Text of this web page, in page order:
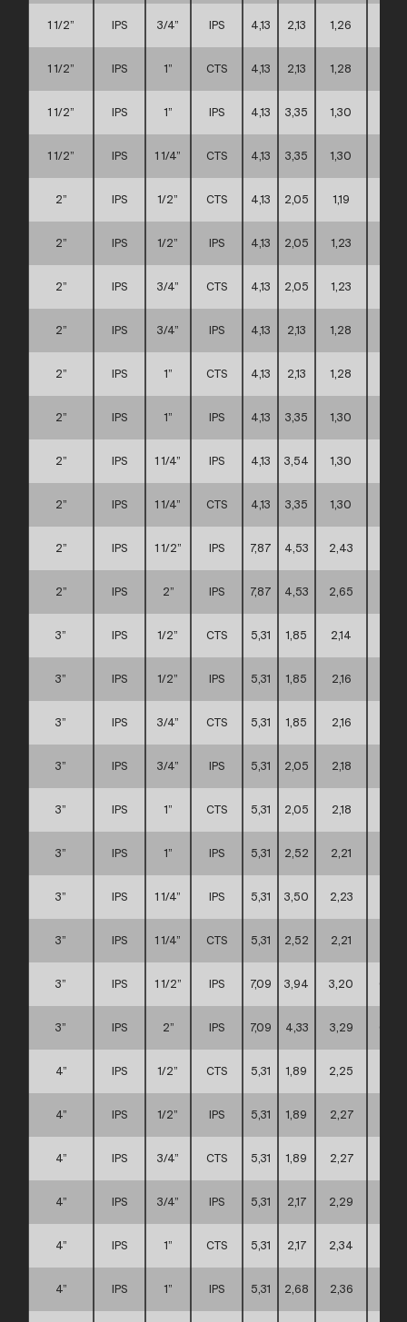
1 1/2” IPS 3/4” IPS 4,13 2,13 1,26
1 1/2” IPS 1” CTS 4,13 2,13 1,28
1 1/2” IPS 1” IPS 4,13 3,35 1,30
1 1/2” IPS 1 1/4” CTS 4,13 3,35 1,30
2” IPS 1/2” CTS 4,13 2,05 1,19
2” IPS 1/2” IPS 4,13 2,05 1,23
2” IPS 3/4” CTS 4,13 2,05 1,23
2” IPS 3/4” IPS 4,13 2,13 1,28
2” IPS 1” CTS 4,13 2,13 1,28
2” IPS 1” IPS 4,13 3,35 1,30
2” IPS 1 1/4” IPS 4,13 3,54 1,30
2” IPS 1 1/4” CTS 4,13 3,35 1,30
2” IPS 1 1/2” IPS 7,87 4,53 2,43
2” IPS 2” IPS 7,87 4,53 2,65
3” IPS 1/2” CTS 5,31 1,85 2,14
3” IPS 1/2” IPS 5,31 1,85 2,16
3” IPS 3/4” CTS 5,31 1,85 2,16
3” IPS 3/4” IPS 5,31 2,05 2,18
3” IPS 1” CTS 5,31 2,05 2,18
3” IPS 1” IPS 5,31 2,52 2,21
3” IPS 1 1/4” IPS 5,31 3,50 2,23
3” IPS 1 1/4” CTS 5,31 2,52 2,21
3” IPS 1 1/2” IPS 7,09 3,94 3,20 C
3” IPS 2” IPS 7,09 4,33 3,29
4” IPS 1/2” CTS 5,31 1,89 2,25
4” IPS 1/2” IPS 5,31 1,89 2,27
4” IPS 3/4” CTS 5,31 1,89 2,27
4” IPS 3/4” IPS 5,31 2,17 2,29
4” IPS 1” CTS 5,31 2,17 2,34
4” IPS 1” IPS 5,31 2,68 2,36